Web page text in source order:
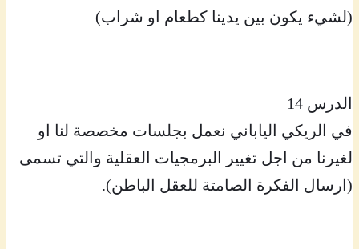
(لشيء يكون بين يدينا كطعام او شراب)
الدرس 14
في الريكي الياباني نعمل بجلسات مخصصة لنا او
لغيرنا من اجل تغيير البرمجيات العقلية والتي تسمى
(ارسال الفكرة الصامتة للعقل الباطن).